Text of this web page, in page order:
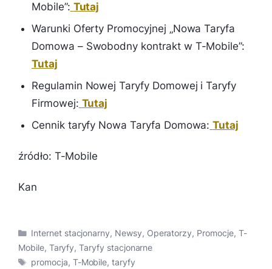
Mobile”: Tutaj
Warunki Oferty Promocyjnej „Nowa Taryfa
Domowa – Swobodny kontrakt w T-Mobile”:
Tutaj
Regulamin Nowej Taryfy Domowej i Taryfy
Firmowej: Tutaj
Cennik taryfy Nowa Taryfa Domowa: Tutaj
źródło: T-Mobile
Kan
Kategorie
Internet stacjonarny, Newsy, Operatorzy, Promocje, T-
Mobile, Taryfy,Taryfy stacjonarne
Tagi
promocja, T-Mobile,taryfy